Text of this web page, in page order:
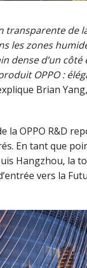
de
les zones
dense d’un côté
OPPO :
Brian
la OPPO R&D
En tant que
Hangzhou, la
vers la